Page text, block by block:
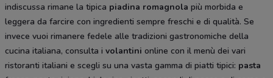
indiscussa rimane la tipica piadina romagnola più morbida e
leggera da farcire con ingredienti sempre freschi e di qualità. Se
invece vuoi rimanere fedele alle tradizioni gastronomiche della
cucina italiana, consulta i volantini online con il menù dei vari
ristoranti italiani e scegli su una vasta gamma di piatti tipici: pasta